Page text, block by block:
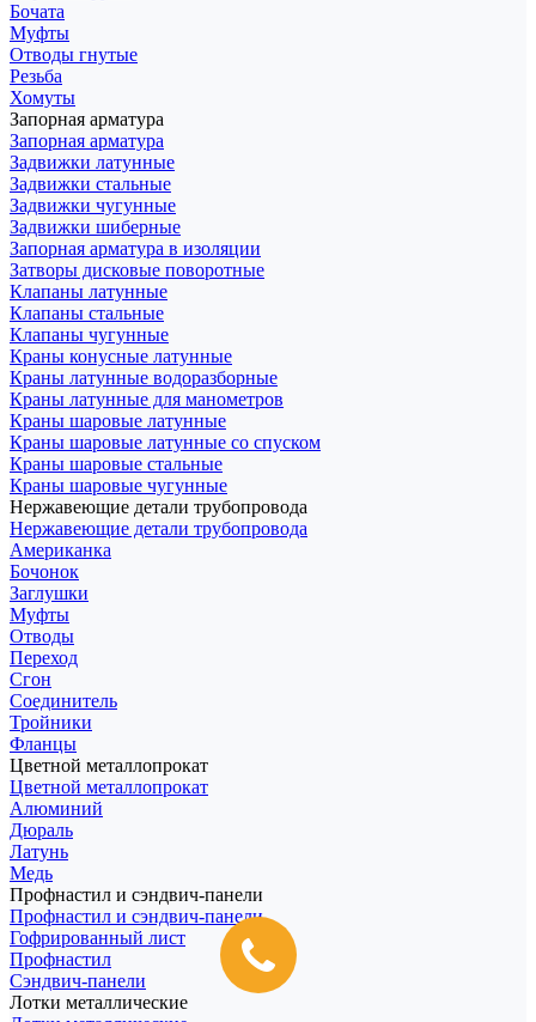
Бочата
Муфты
Отводы гнутые
Резьба
Хомуты
Запорная арматура
Запорная арматура
Задвижки латунные
Задвижки стальные
Задвижки чугунные
Задвижки шиберные
Запорная арматура в изоляции
Затворы дисковые поворотные
Клапаны латунные
Клапаны стальные
Клапаны чугунные
Краны конусные латунные
Краны латунные водоразборные
Краны латунные для манометров
Краны шаровые латунные
Краны шаровые латунные со спуском
Краны шаровые стальные
Краны шаровые чугунные
Нержавеющие детали трубопровода
Нержавеющие детали трубопровода
Американка
Бочонок
Заглушки
Муфты
Отводы
Переход
Сгон
Соединитель
Тройники
Фланцы
Цветной металлопрокат
Цветной металлопрокат
Алюминий
Дюраль
Латунь
Медь
Профнастил и сэндвич-панели
Профнастил и сэндвич-панели
Гофрированный лист
Профнастил
Сэндвич-панели
Лотки металлические